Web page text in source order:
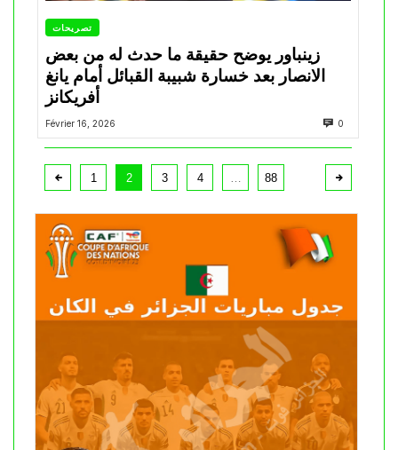
تصريحات
زينباور يوضح حقيقة ما حدث له من بعض
الانصار بعد خسارة شبيبة القبائل أمام يانغ
أفريكانز
Février 16, 2026 0
1 2 3 4 88